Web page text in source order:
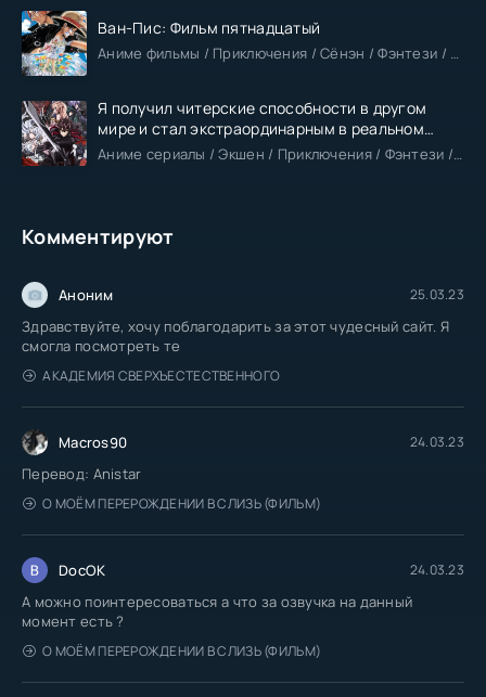
Ван-Пис: Фильм пятнадцатый
Аниме фильмы / Приключения / Сёнэн / Фэнтези / Анонсы
Я получил читерские способности в другом
мире и стал экстраординарным в реальном
мире
Аниме сериалы / Экшен / Приключения / Фэнтези / Анонсы
Комментируют
Аноним 25.03.23
Здравствуйте, хочу поблагодарить за этот чудесный сайт. Я
смогла посмотреть те
АКАДЕМИЯ СВЕРХЪЕСТЕСТВЕННОГО
Macros90 24.03.23
Перевод: Anistar
О МОЁМ ПЕРЕРОЖДЕНИИ В СЛИЗЬ (ФИЛЬМ)
DocOK 24.03.23
А можно поинтересоваться а что за озвучка на данный
момент есть ?
О МОЁМ ПЕРЕРОЖДЕНИИ В СЛИЗЬ (ФИЛЬМ)